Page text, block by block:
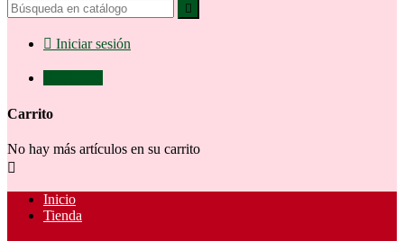

 Iniciar sesión
Carrito
No hay más artículos en su carrito

Inicio
Tienda